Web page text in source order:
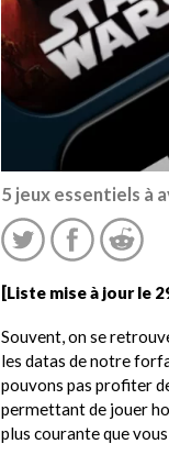
5 jeux essentiels à
[Liste mise à jour le
Souvent, on se
les datas de notre
pouvons pas profiter
permettant de jouer
plus courante que